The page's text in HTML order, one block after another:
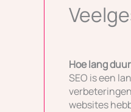
Hoe lang
SEO is een
websites